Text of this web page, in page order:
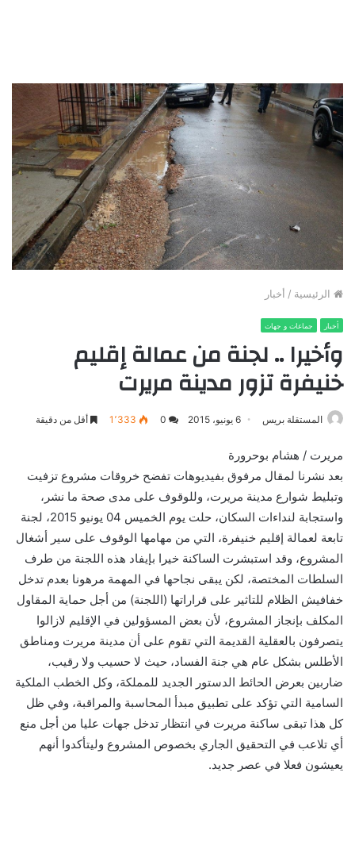
الرئيسية / أخبار
أخبار جماعات و جهات
وأخيرا .. لجنة من عمالة إقليم
خنيفرة تزور مدينة مريرت
المستقلة بريس 6 يونيو، 2015 0 1٬333 أقل من دقيقة
مريرت / هشام بوحرورة
بعد نشرنا لمقال مرفوق بفيديوهات تفضح خروقات مشروع تزفيت
وتبليط شوارع مدينة مريرت، وللوقوف على مدى صحة ما نشر،
واستجابة لنداءات السكان، حلت يوم الخميس 04 يونيو 2015، لجنة
تابعة لعمالة إقليم خنيفرة، التي من مهامها الوقوف على سير أشغال
المشروع، وقد استبشرت الساكنة خيرا بإيفاد هذه اللجنة من طرف
السلطات المختصة، لكن يبقى نجاحها في المهمة مرهونا بعدم تدخل
خفافيش الظلام للتاثير على قراراتها (اللجنة) من أجل حماية المقاول
المكلف بإنجاز المشروع، لأن بعض المسؤولين في الإقليم لازالوا
يتصرفون بالعقلية القديمة التي تقوم على أن مدينة مريرت ومناطق
الأطلس بشكل عام هي جنة الفساد، حيث لا حسيب ولا رقيب،
ضاربين بعرض الحائط الدستور الجديد للمملكة، وكل الخطب الملكية
السامية التي تؤكد على تطبيق مبدأ المحاسبة والمراقبة، وفي ظل
كل هذا تبقى ساكنة مريرت في انتظار تدخل جهات عليا من أجل منع
أي تلاعب في التحقيق الجاري بخصوص المشروع وليتأكدوا أنهم
يعيشون فعلا في عصر جديد.